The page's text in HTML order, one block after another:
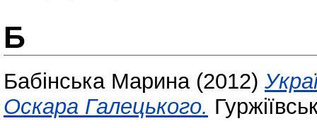
Б
Бабінська Марина(2012)
Оскара Галецького.